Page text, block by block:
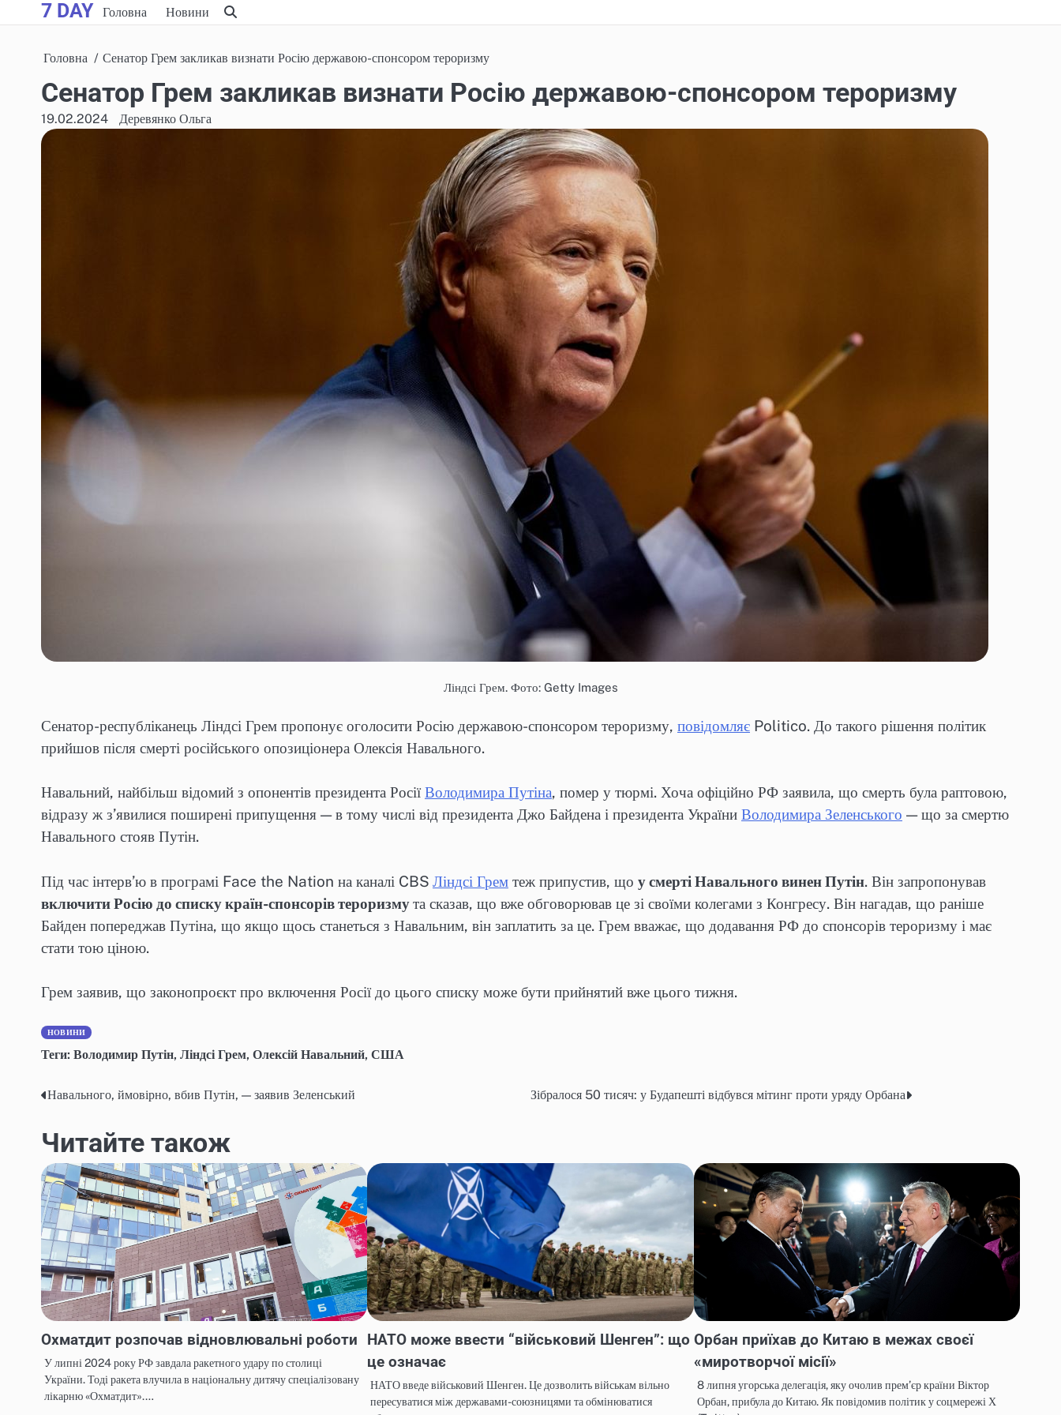
to
7 DAY Головна Новини
Головна Сенатор Грем закликав визнати Росію державою-спонсором тероризму
Сенатор Грем закликав визнати Росію державою-спонсором тероризму
19.02.2024 Деревянко Ольга
Ліндсі Грем. Фото: Getty Images
Сенатор-республіканець Ліндсі Грем пропонує оголосити Росію державою-спонсором тероризму, повідомляє Politico. До такого рішення політик
прийшов після смерті російського опозиціонера Олексія Навального.
Навальний, найбільш відомий з опонентів президента Росії Володимира Путіна, помер у тюрмі. Хоча офіційно РФ заявила, що смерть була раптовою,
відразу ж з’явилися поширені припущення — в тому числі від президента Джо Байдена і президента України Володимира Зеленського — що за смертю
Навального стояв Путін.
Під час інтерв’ю в програмі Face the Nation на каналі CBS Ліндсі Грем теж припустив, що у смерті Навального винен Путін. Він запропонував
включити Росію до списку країн-спонсорів тероризмута сказав, що вже обговорював це зі своїми колегами з Конгресу. Він нагадав, що раніше
Байден попереджав Путіна, що якщо щось станеться з Навальним, він заплатить за це. Грем вважає, що додавання РФ до спонсорів тероризму і має
стати тою ціною.
Грем заявив, що законопроєкт про включення Росії до цього списку може бути прийнятий вже цього тижня.
НОВИНИ
Теги: Володимир Путін, Ліндсі Грем, Олексій Навальний, США
Навігація
записів
Навального, ймовірно, вбив Путін, — заявив Зеленський Зібралося 50 тисяч: у Будапешті відбувся мітинг проти уряду Орбана
Читайте також
Охматдит розпочав відновлювальні роботи
У липні 2024 року РФ завдала ракетного удару по столиці
України. Тоді ракета влучила в національну дитячу спеціалізовану
лікарню «Охматдит».…
НАТО може ввести “військовий Шенген”: що
це означає
НАТО введе військовий Шенген. Це дозволить військам вільно
пересуватися між державами-союзницями та обмінюватися
Орбан приїхав до Китаю в межах своєї
«миротворчої місії»
8 липня угорська делегація, яку очолив прем’єр країни Віктор
Орбан, прибула до Китаю. Як повідомив політик у соцмережі Х